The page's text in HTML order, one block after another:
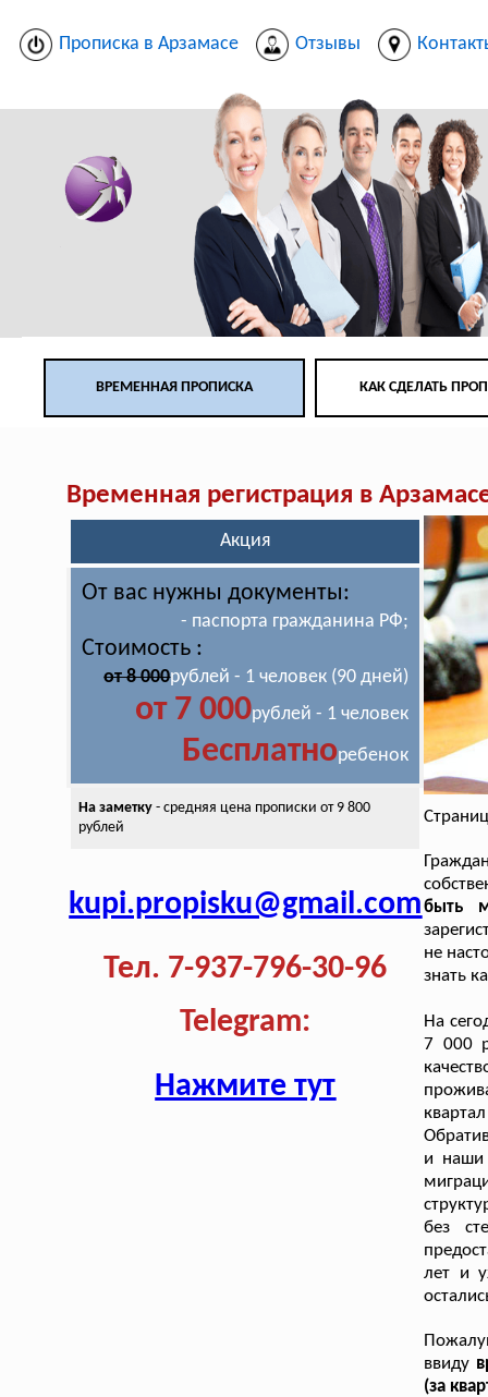
Прописка в Арзамасе Отзывы
ВРЕМЕННАЯ ПРОПИСКА КАК СДЕЛАТЬ
Временная регистрация в
Акция
От вас нужны документы:
- паспорта гражданина РФ;
Стоимость :
от 8 000рублей - 1 человек (90 дней)
от 7 000рублей - 1 человек
Бесплатноребенок
На заметку- средняя цена прописки от 9 800
рублей
kupi.propisku@gmail.com
Тел. 7-937-796-30-96
Telegram:
Нажмите тут
быть
не
знать
На
7 000
и наши
без
лет и
ввиду
(за